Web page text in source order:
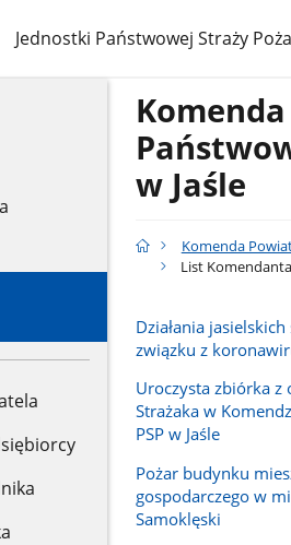
gov.pl
Jednostki Państwowej Straży
w Jaśle
Komenda
List
Działania
związku z
Uroczysta zbiórka z
Strażaka w
PSP w Jaśle
Pożar budynku
gospodarczego w
Samoklęski